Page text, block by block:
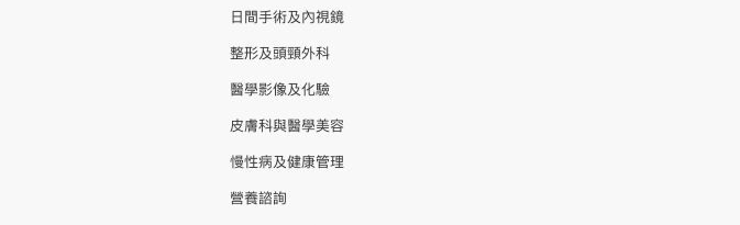
日間手術及內視鏡
整形及頭頸外科
醫學影像及化驗
皮膚科與醫學美容
慢性病及健康管理
營養諮詢